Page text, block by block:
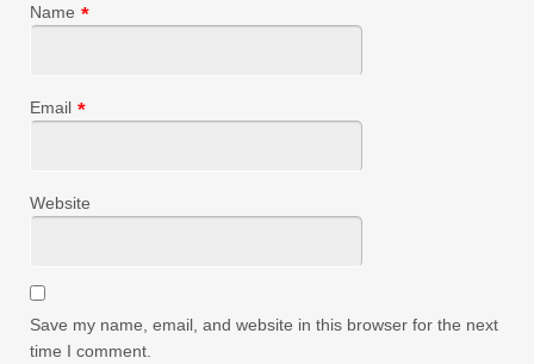
Name *
Email *
Website
Save my name, email, and website in this browser for the next
time I comment.